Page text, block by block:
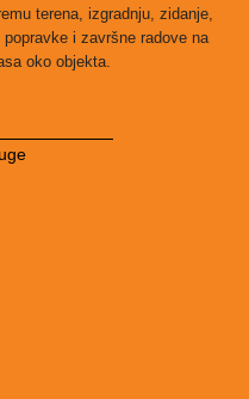
terena, izgradnju, zidanje,
i završne radove na
oko objekta.